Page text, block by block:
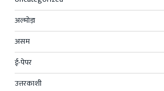
अल्मोड़ा
असम
ई-पेपर
उत्तरकाशी